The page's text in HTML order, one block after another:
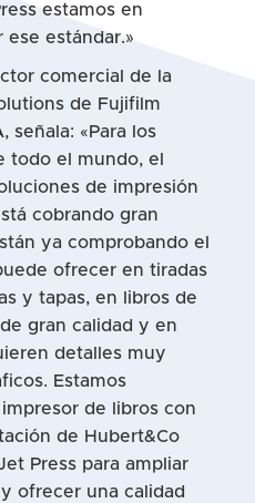
estamos en
estándar.»
comercial de la
de Fujifilm
señala: «Para los
todo el mundo, el
de impresión
cobrando gran
ya comprobando el
ofrecer en tiradas
y tapas, en libros de
gran calidad y en
detalles muy
Estamos
de libros con
de Hubert&Co
Press para ampliar
ofrecer una calidad